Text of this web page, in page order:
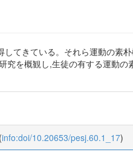
てきている。それら運動の素
を概観し,生徒の有する運動
(info:doi/10.20653/pesj.60.1_17)